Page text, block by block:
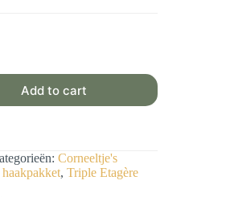
Add to cart
Corneeltje's
haakpakket, Triple Etagère